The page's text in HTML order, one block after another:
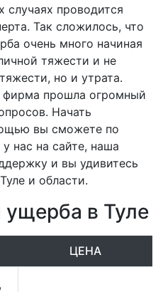
случаях проводится
Так сложилось, что
очень много начиная
тяжести и не
но и утрата.
прошла огромный
Начать
вы сможете по
нас на сайте, наша
и вы удивитесь
и области.
ущерба в Туле
ЦЕНА